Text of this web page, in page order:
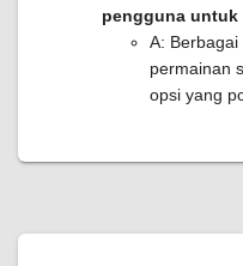
pengguna
A:
permainan
opsi yang